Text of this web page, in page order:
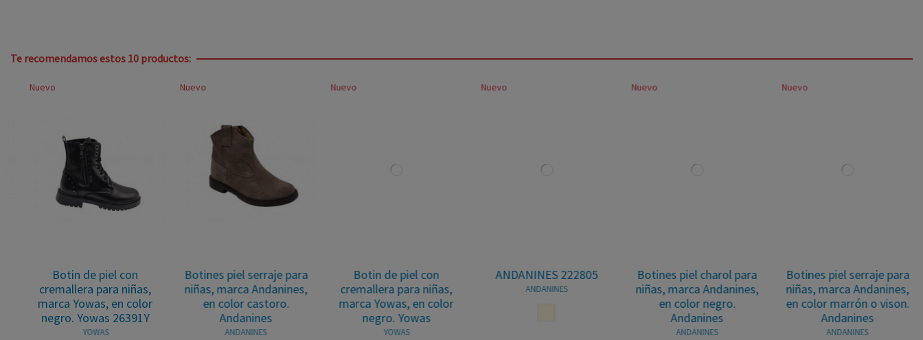
Te recomendamos estos 10 productos:
Nuevo
Botin de piel con
cremallera para niñas,
marca Yowas, en color
negro. Yowas 26391Y
YOWAS
Nuevo
Botines piel serraje para
niñas, marca Andanines,
en color castoro.
Andanines
ANDANINES
Nuevo
Botin de piel con
cremallera para niñas,
marca Yowas, en color
negro. Yowas
YOWAS
Nuevo
ANDANINES 222805
ANDANINES
Nuevo
Botines piel charol para
niñas, marca Andanines,
en color negro.
Andanines
ANDANINES
Nuevo
Botines piel serraje para
niñas, marca Andanines,
en color marrón o vison.
Andanines
ANDANINES